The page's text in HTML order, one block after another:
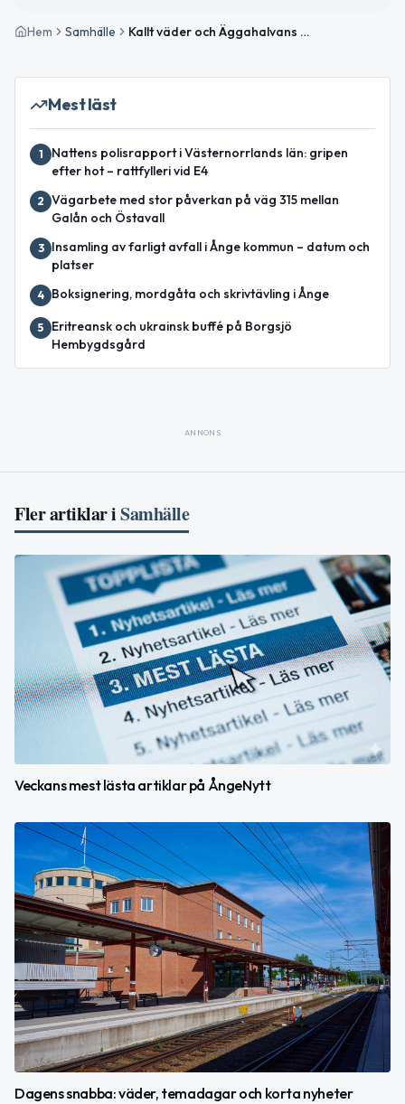
Hem Samhälle Kallt väder och Äggahalvans dag – viktiga nyheter och evenemang
Mest läst
1
Nattens polisrapport i Västernorrlands län: gripen
efter hot – rattfylleri vid E4
2 Vägarbete med stor påverkan på väg 315 mellan
Galån och Östavall
3
Insamling av farligt avfall i Ånge kommun – datum och
platser
4 Boksignering, mordgåta och skrivtävling i Ånge
5
Eritreansk och ukrainsk buffé på Borgsjö
Hembygdsgård
ANNONS
Fler artiklar iSamhälle
Veckans mest lästa artiklar på ÅngeNytt
Dagens snabba: väder, temadagar och korta nyheter